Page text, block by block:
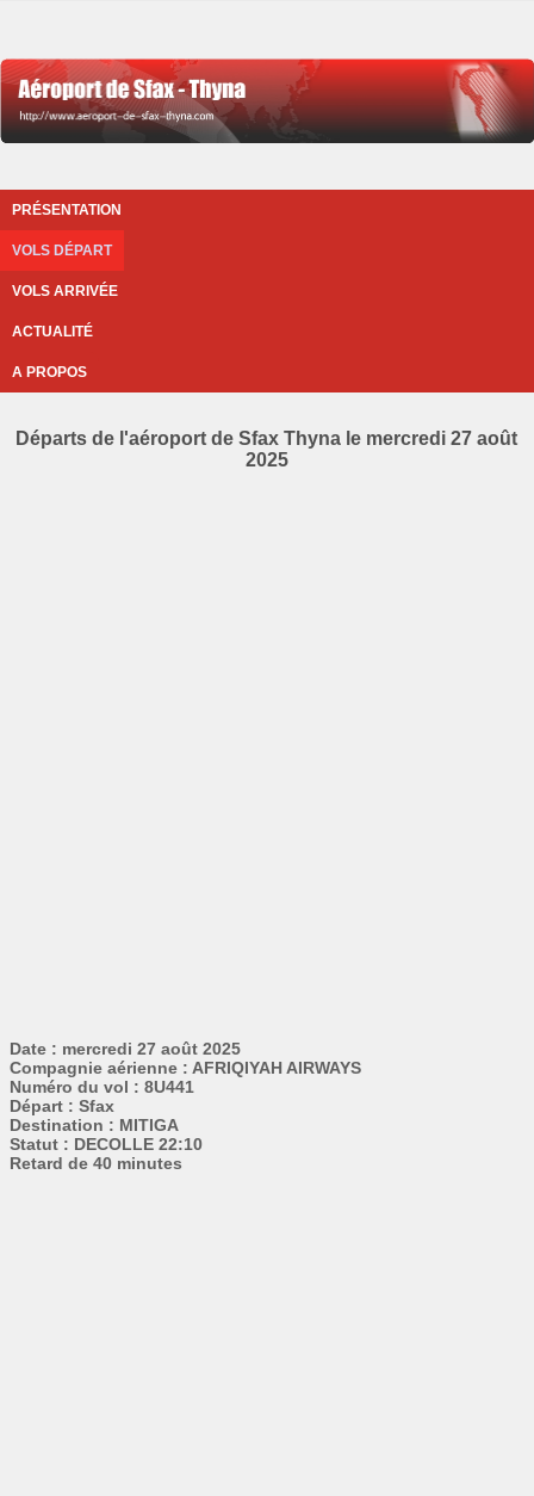
PRÉSENTATION
VOLS DÉPART
VOLS ARRIVÉE
ACTUALITÉ
A PROPOS
Départs de l'aéroport de Sfax Thyna le mercredi 27 août
2025
Date : mercredi 27 août 2025
Compagnie aérienne : AFRIQIYAH AIRWAYS
Numéro du vol : 8U441
Départ : Sfax
Destination : MITIGA
Statut : DECOLLE 22:10
Retard de 40 minutes